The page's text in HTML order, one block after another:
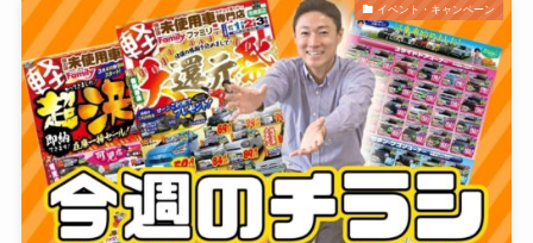
イベント・キャンペーン